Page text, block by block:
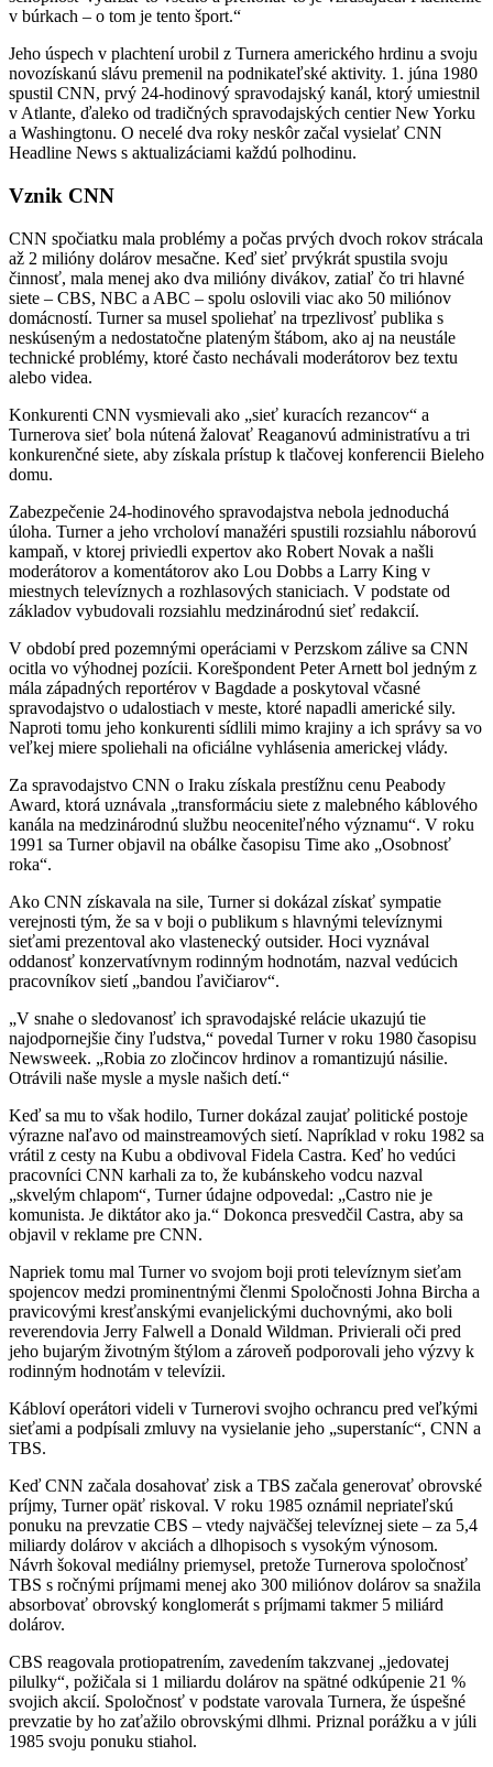
v búrkach – o tom je tento šport.“
Jeho úspech v plachtení urobil z Turnera amerického hrdinu a svoju
novozískanú slávu premenil na podnikateľské aktivity. 1. júna 1980
spustil CNN, prvý 24-hodinový spravodajský kanál, ktorý umiestnil
v Atlante, ďaleko od tradičných spravodajských centier New Yorku
a Washingtonu. O necelé dva roky neskôr začal vysielať CNN
Headline News s aktualizáciami každú polhodinu.
Vznik CNN
CNN spočiatku mala problémy a počas prvých dvoch rokov strácala
až 2 milióny dolárov mesačne. Keď sieť prvýkrát spustila svoju
činnosť, mala menej ako dva milióny divákov, zatiaľ čo tri hlavné
siete – CBS, NBC a ABC – spolu oslovili viac ako 50 miliónov
domácností. Turner sa musel spoliehať na trpezlivosť publika s
neskúseným a nedostatočne plateným štábom, ako aj na neustále
technické problémy, ktoré často nechávali moderátorov bez textu
alebo videa.
Konkurenti CNN vysmievali ako „sieť kuracích rezancov“ a
Turnerova sieť bola nútená žalovať Reaganovú administratívu a tri
konkurenčné siete, aby získala prístup k tlačovej konferencii Bieleho
domu.
Zabezpečenie 24-hodinového spravodajstva nebola jednoduchá
úloha. Turner a jeho vrcholoví manažéri spustili rozsiahlu náborovú
kampaň, v ktorej priviedli expertov ako Robert Novak a našli
moderátorov a komentátorov ako Lou Dobbs a Larry King v
miestnych televíznych a rozhlasových staniciach. V podstate od
základov vybudovali rozsiahlu medzinárodnú sieť redakcií.
V období pred pozemnými operáciami v Perzskom zálive sa CNN
ocitla vo výhodnej pozícii. Korešpondent Peter Arnett bol jedným z
mála západných reportérov v Bagdade a poskytoval včasné
spravodajstvo o udalostiach v meste, ktoré napadli americké sily.
Naproti tomu jeho konkurenti sídlili mimo krajiny a ich správy sa vo
veľkej miere spoliehali na oficiálne vyhlásenia americkej vlády.
Za spravodajstvo CNN o Iraku získala prestížnu cenu Peabody
Award, ktorá uznávala „transformáciu siete z malebného káblového
kanála na medzinárodnú službu neoceniteľného významu“. V roku
1991 sa Turner objavil na obálke časopisu Time ako „Osobnosť
roka“.
Ako CNN získavala na sile, Turner si dokázal získať sympatie
verejnosti tým, že sa v boji o publikum s hlavnými televíznymi
sieťami prezentoval ako vlastenecký outsider. Hoci vyznával
oddanosť konzervatívnym rodinným hodnotám, nazval vedúcich
pracovníkov sietí „bandou ľavičiarov“.
„V snahe o sledovanosť ich spravodajské relácie ukazujú tie
najodpornejšie činy ľudstva,“ povedal Turner v roku 1980 časopisu
Newsweek. „Robia zo zločincov hrdinov a romantizujú násilie.
Otrávili naše mysle a mysle našich detí.“
Keď sa mu to však hodilo, Turner dokázal zaujať politické postoje
výrazne naľavo od mainstreamových sietí. Napríklad v roku 1982 sa
vrátil z cesty na Kubu a obdivoval Fidela Castra. Keď ho vedúci
pracovníci CNN karhali za to, že kubánskeho vodcu nazval
„skvelým chlapom“, Turner údajne odpovedal: „Castro nie je
komunista. Je diktátor ako ja.“ Dokonca presvedčil Castra, aby sa
objavil v reklame pre CNN.
Napriek tomu mal Turner vo svojom boji proti televíznym sieťam
spojencov medzi prominentnými členmi Spoločnosti Johna Bircha a
pravicovými kresťanskými evanjelickými duchovnými, ako boli
reverendovia Jerry Falwell a Donald Wildman. Privierali oči pred
jeho bujarým životným štýlom a zároveň podporovali jeho výzvy k
rodinným hodnotám v televízii.
Kábloví operátori videli v Turnerovi svojho ochrancu pred veľkými
sieťami a podpísali zmluvy na vysielanie jeho „superstaníc“, CNN a
TBS.
Keď CNN začala dosahovať zisk a TBS začala generovať obrovské
príjmy, Turner opäť riskoval. V roku 1985 oznámil nepriateľskú
ponuku na prevzatie CBS – vtedy najväčšej televíznej siete – za 5,4
miliardy dolárov v akciách a dlhopisoch s vysokým výnosom.
Návrh šokoval mediálny priemysel, pretože Turnerova spoločnosť
TBS s ročnými príjmami menej ako 300 miliónov dolárov sa snažila
absorbovať obrovský konglomerát s príjmami takmer 5 miliárd
dolárov.
CBS reagovala protiopatrením, zavedením takzvanej „jedovatej
pilulky“, požičala si 1 miliardu dolárov na spätné odkúpenie 21 %
svojich akcií. Spoločnosť v podstate varovala Turnera, že úspešné
prevzatie by ho zaťažilo obrovskými dlhmi. Priznal porážku a v júli
1985 svoju ponuku stiahol.